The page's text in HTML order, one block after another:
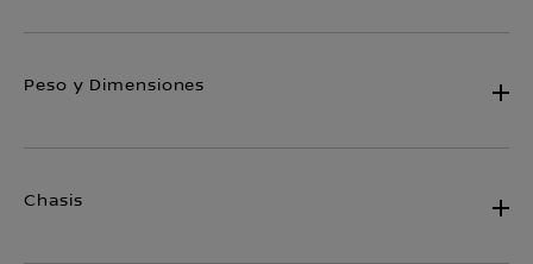
Peso y Dimensiones
Chasis